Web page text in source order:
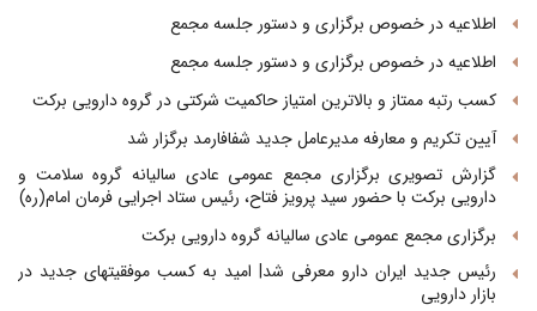
اطلاعیه در خصوص برگزاری و دستور جلسه مجمع
اطلاعیه در خصوص برگزاری و دستور جلسه مجمع
کسب رتبه ممتاز و بالاترین امتیاز حاکمیت شرکتی در گروه دارویی برکت
آیین تکریم و معارفه مدیرعامل جدید شفافارمد برگزار شد
گزارش تصویری برگزاری مجمع عمومی عادی سالیانه گروه سلامت و
دارویی برکت با حضور سید پرویز فتاح، رئیس ستاد اجرایی فرمان امام(ره)
برگزاری مجمع عمومی عادی سالیانه گروه دارویی برکت
رئیس جدید ایران دارو معرفی شد| امید به کسب موفقیتهای جدید در
بازار دارویی